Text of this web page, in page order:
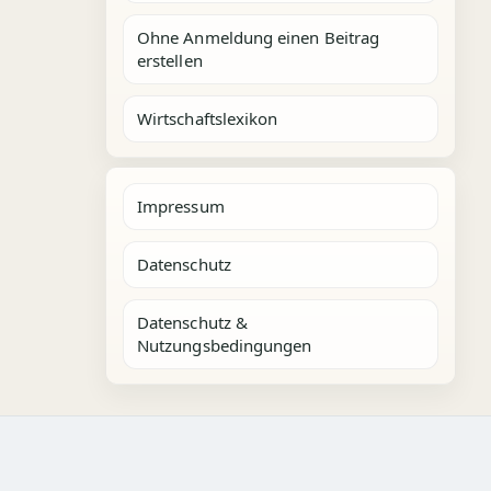
Ohne Anmeldung einen Beitrag
erstellen
Wirtschaftslexikon
Impressum
Datenschutz
Datenschutz &
Nutzungsbedingungen